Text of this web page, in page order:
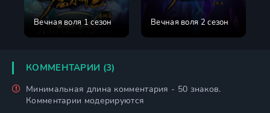
Вечная воля 1 сезон Вечная воля 2 сезон
КОММЕНТАРИИ (3)
Минимальная длина комментария - 50 знаков.
Комментарии модерируются